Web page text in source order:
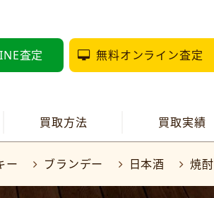
査定 無料オンライン査定
買取方法 買取実績
ー ブランデー 日本酒 焼酎